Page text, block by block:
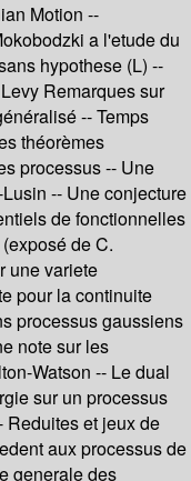
Motion --
a l'etude du
hypothese (L) --
Remarques sur
-- Temps
théorèmes
processus -- Une
-- Une conjecture
de fonctionnelles
de C.
une variete
pour la continuite
processus gaussiens
note sur les
Watson -- Le dual
sur un processus
Reduites et jeux de
aux processus de
generale des